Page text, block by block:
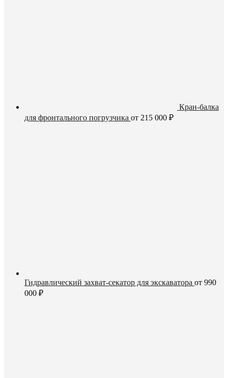
Кран-балка
для фронтального погрузчика от 215 000 ₽
Гидравлический захват-секатор для экскаватора от 990
000 ₽